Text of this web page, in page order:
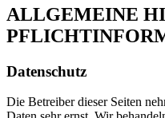
ALLGEMEINE
Datenschutz
Die Betreiber dieser Seiten